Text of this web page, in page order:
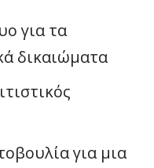
για τα
δικαιώματα
για μια